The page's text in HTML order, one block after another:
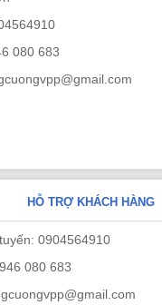
080 683
HỖ TRỢ KHÁCH HÀNG
0904564910
080 683